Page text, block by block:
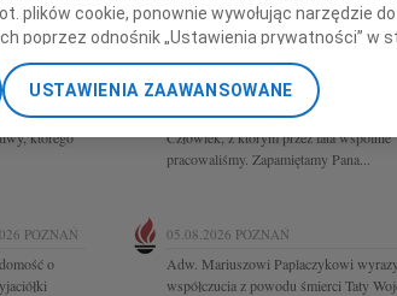
06.08.2026
Odszedł
którego
HENRYK PAPLACZYK
POZNAŃ
Z głębokim smutkiem i żalem przyjęliśmy
wiadomość o śmierci Henryka
Człowiek, z którym przez lata wspólnie
pracowaliśmy. Zapamiętamy Pana...
POZNAŃ
o
05.08.2026 POZNAŃ
Adw. Mariuszowi Paplaczykowi
współczucia z powodu śmierci Taty
plików cookie, ponownie wywołując narzędzie
poprzez odnośnik „Ustawienia prywatności” w
Zmiana ustawień plików cookie
i Agora S.A. możemy przetwarzać dane
Aktywne skanowanie
na urządzeniu lub dostęp do nich.
USTAWIENIA ZAAWANSOWANE